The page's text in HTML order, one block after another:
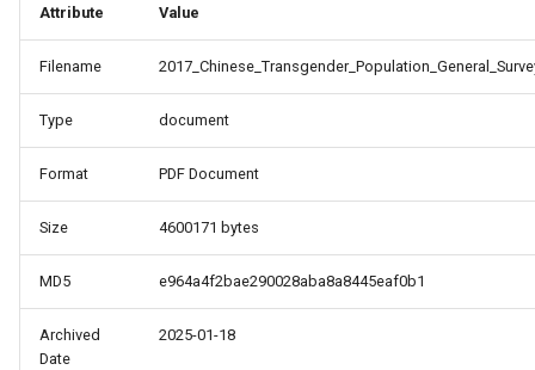
Attribute Value
Filename
Type document
Format PDF Document
Size 4600171 bytes
MD5 e964a4f2bae290028aba8a8445eaf0b1
Archived
Date
2025-01-18